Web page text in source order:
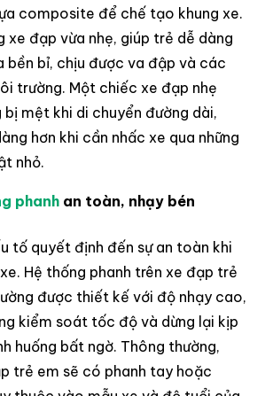
composite để chế tạo khung xe.
xe đạp vừa nhẹ, giúp trẻ dễ dàng
bền bỉ, chịu được va đập và các
trường. Một chiếc xe đạp nhẹ
mệt khi di chuyển đường dài,
hơn khi cần nhấc xe qua những
nhỏ.
phanh an toàn, nhạy bén
tố quyết định đến sự an toàn khi
Hệ thống phanh trên xe đạp trẻ
được thiết kế với độ nhạy cao,
kiểm soát tốc độ và dừng lại kịp
huống bất ngờ. Thông thường,
trẻ em sẽ có phanh tay hoặc